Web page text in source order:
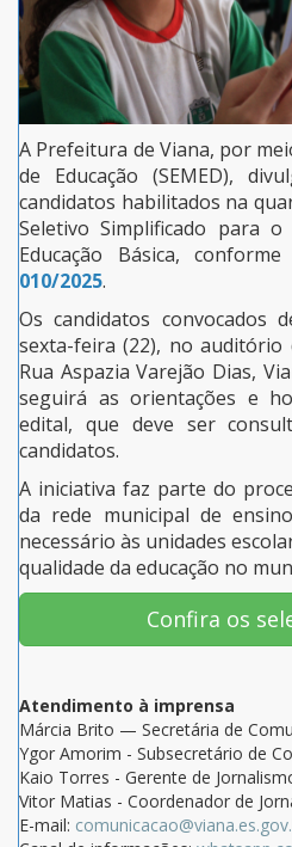
A Prefeitura de Viana, por
de Educação (SEMED),
candidatos habilitados na
Seletivo Simplificado para
Educação Básica,
010/2025.
Os candidatos convocados
sexta-feira (22), no auditório
Rua Aspazia Varejão Dias,
seguirá as orientações e
edital, que deve ser
candidatos.
A iniciativa faz parte do
da rede municipal de
necessário às unidades
qualidade da educação no
Confira os
Atendimento à imprensa
Márcia Brito — Secretária de
Ygor Amorim - Subsecretário de
Kaio Torres - Gerente de
Vitor Matias - Coordenador de
E-mail: